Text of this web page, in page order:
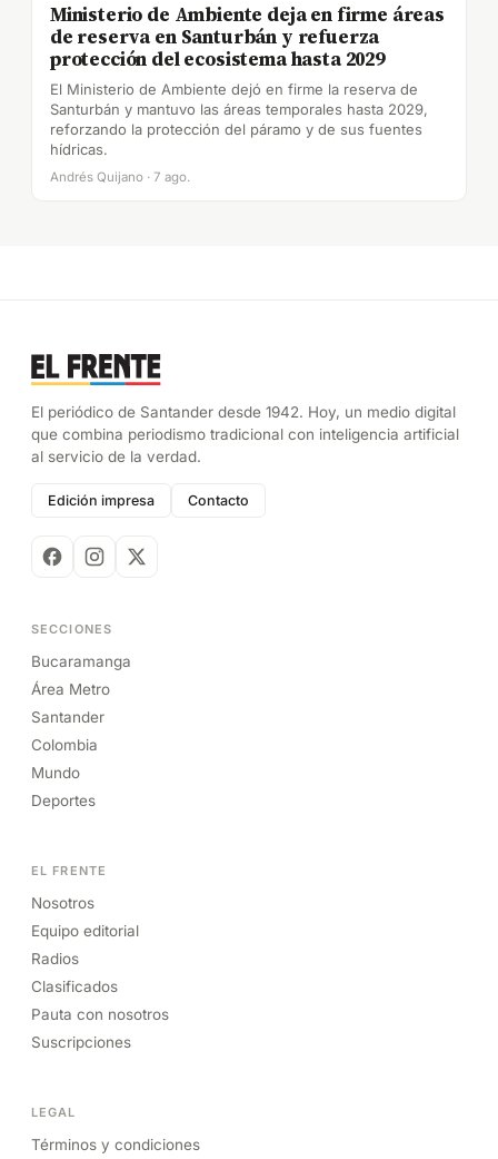
Ministerio de Ambiente deja en firme áreas
de reserva en Santurbán y refuerza
protección del ecosistema hasta 2029
El Ministerio de Ambiente dejó en firme la reserva de
Santurbán y mantuvo las áreas temporales hasta 2029,
reforzando la protección del páramo y de sus fuentes
hídricas.
Andrés Quijano · 7 ago.
El periódico de Santander desde 1942. Hoy, un medio digital
que combina periodismo tradicional con inteligencia artificial
al servicio de la verdad.
Edición impresa Contacto
SECCIONES
Bucaramanga
Área Metro
Santander
Colombia
Mundo
Deportes
EL FRENTE
Nosotros
Equipo editorial
Radios
Clasificados
Pauta con nosotros
Suscripciones
LEGAL
Términos y condiciones